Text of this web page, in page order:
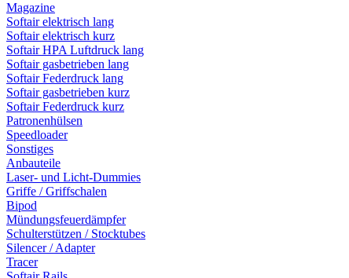
Magazine
Softair elektrisch lang
Softair elektrisch kurz
Softair HPA Luftdruck lang
Softair gasbetrieben lang
Softair Federdruck lang
Softair gasbetrieben kurz
Softair Federdruck kurz
Patronenhülsen
Speedloader
Sonstiges
Anbauteile
Laser- und Licht-Dummies
Griffe / Griffschalen
Bipod
Mündungsfeuerdämpfer
Schulterstützen / Stocktubes
Silencer / Adapter
Tracer